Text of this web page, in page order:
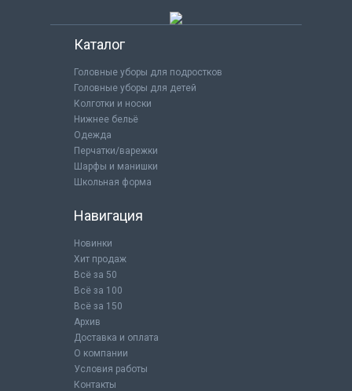
Каталог
Головные уборы для подростков
Головные уборы для детей
Колготки и носки
Нижнее бельё
Одежда
Перчатки/варежки
Шарфы и манишки
Школьная форма
Навигация
Новинки
Хит продаж
Всё за 50
Всё за 100
Всё за 150
Архив
Доставка и оплата
О компании
Условия работы
Контакты